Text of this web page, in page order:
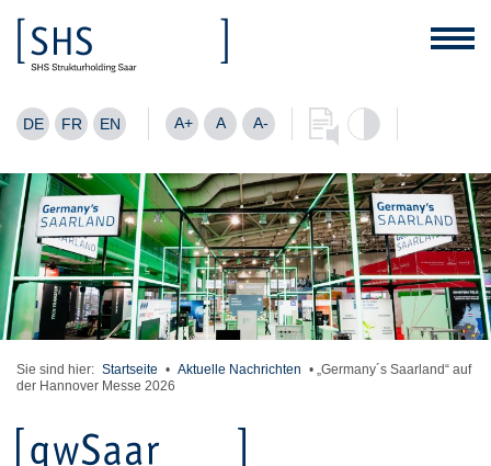
DE FR EN A+ A A-
Sie sind hier: Startseite • Aktuelle Nachrichten • „Germany´s Saarland“ auf
der Hannover Messe 2026